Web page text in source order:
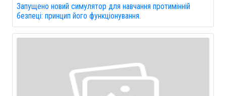
Запущено новий симулятор для навчання протимінній
безпеці: принцип його функціонування.